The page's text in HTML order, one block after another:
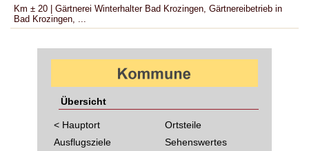
Km ± 20 | Gärtnerei Winterhalter Bad Krozingen, Gärtnereibetrieb in
Bad Krozingen, ...
Übersicht
< Hauptort
Ausflugsziele
Ortsteile
Sehenswertes